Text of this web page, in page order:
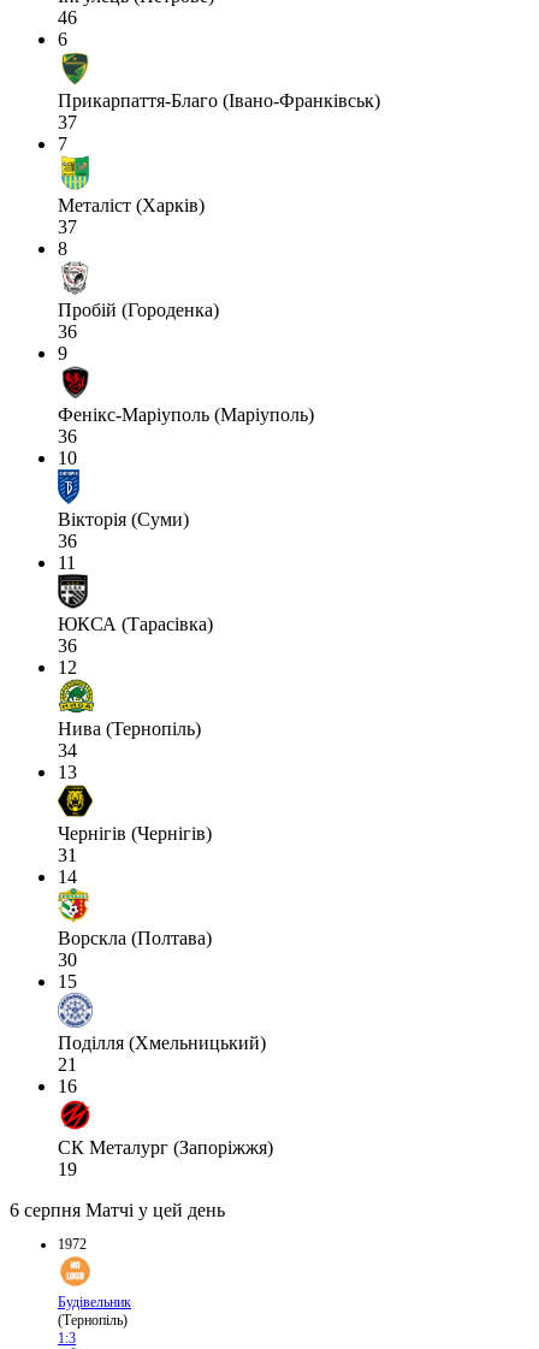
46
6
Прикарпаття-Благо (Івано-Франківськ)
37
7
Металіст (Харків)
37
8
Пробій (Городенка)
36
9
Фенікс-Маріуполь (Маріуполь)
36
10
Вікторія (Суми)
36
11
ЮКСА (Тарасівка)
36
12
Нива (Тернопіль)
34
13
Чернігів (Чернігів)
31
14
Ворскла (Полтава)
30
15
Поділля (Хмельницький)
21
16
СК Металург (Запоріжжя)
19
6 серпня Матчі у цей день
1972
Будівельник
(Тернопіль)
1:3